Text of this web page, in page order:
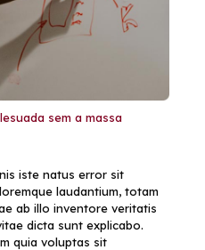
sem a massa
iste natus error sit
laudantium, totam
ab illo inventore veritatis
dicta sunt explicabo.
quia voluptas sit